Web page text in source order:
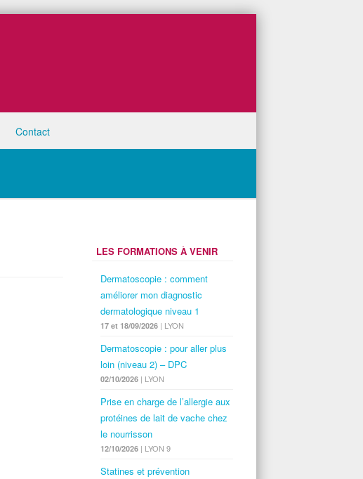
Contact
LES FORMATIONS À VENIR
Dermatoscopie : comment
améliorer mon diagnostic
dermatologique niveau 1
17 et 18/09/2026| LYON
Dermatoscopie : pour aller plus
loin (niveau 2) – DPC
02/10/2026| LYON
Prise en charge de l’allergie aux
protéines de lait de vache chez
le nourrisson
12/10/2026| LYON 9
Statines et prévention